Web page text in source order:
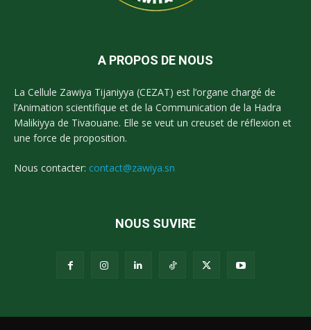
A PROPOS DE NOUS
La Cellule Zawiya Tijaniyya (CEZAT) est l’organe chargé de
l’Animation scientifique et de la Communication de la Hadra
Malikiyya de Tivaouane. Elle se veut un creuset de réflexion et
une force de proposition.
Nous contacter: contact@zawiya.sn
NOUS SUVIRE